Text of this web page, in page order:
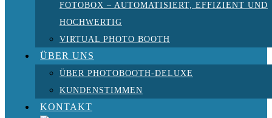
FOTOBOX – AUTOMATISIERT, EFFIZIENT UND
HOCHWERTIG
VIRTUAL PHOTO BOOTH
ÜBER UNS
ÜBER PHOTOBOOTH-DELUXE
KUNDENSTIMMEN
KONTAKT